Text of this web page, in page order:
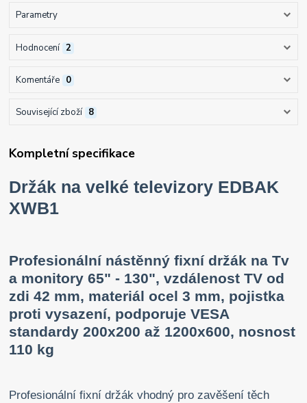
Parametry
Hodnocení 2
Komentáře 0
Související zboží 8
Kompletní specifikace
Držák na velké televizory EDBAK
XWB1
Profesionální nástěnný fixní držák na Tv
a monitory 65" - 130", vzdálenost TV od
zdi 42 mm, materiál ocel 3 mm, pojistka
proti vysazení, podporuje VESA
standardy 200x200 až 1200x600, nosnost
110 kg
Profesionální fixní držák vhodný pro zavěšení těch